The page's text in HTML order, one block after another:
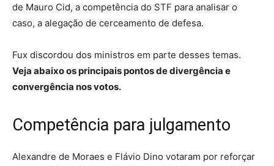
de Mauro Cid, a competência do STF para analisar o
caso, a alegação de cerceamento de defesa.
Fux discordou dos ministros em parte desses temas.
Veja abaixo os principais pontos de divergência e
convergência nos votos.
Competência para julgamento
Alexandre de Moraes e Flávio Dino votaram por reforçar